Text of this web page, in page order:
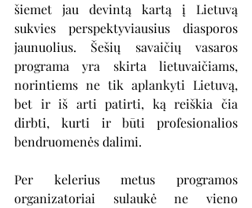
šiemet jau devintą kartą į Lietuvą
sukvies perspektyviausius diasporos
jaunuolius. Šešių savaičių vasaros
programa yra skirta lietuvaičiams,
norintiems ne tik aplankyti Lietuvą,
bet ir iš arti patirti, ką reiškia čia
dirbti, kurti ir būti profesionalios
bendruomenės dalimi.
Per kelerius metus programos
organizatoriai sulaukė ne vieno